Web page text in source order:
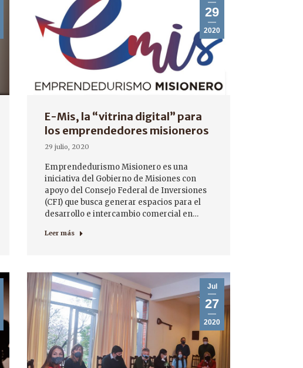
29
2020
E-Mis, la “vitrina digital” para
los emprendedores misioneros
29 julio, 2020
Emprendedurismo Misionero es una
iniciativa del Gobierno de Misiones con
apoyo del Consejo Federal de Inversiones
(CFI) que busca generar espacios para el
desarrollo e intercambio comercial en…
Leer más
Jul
27
2020